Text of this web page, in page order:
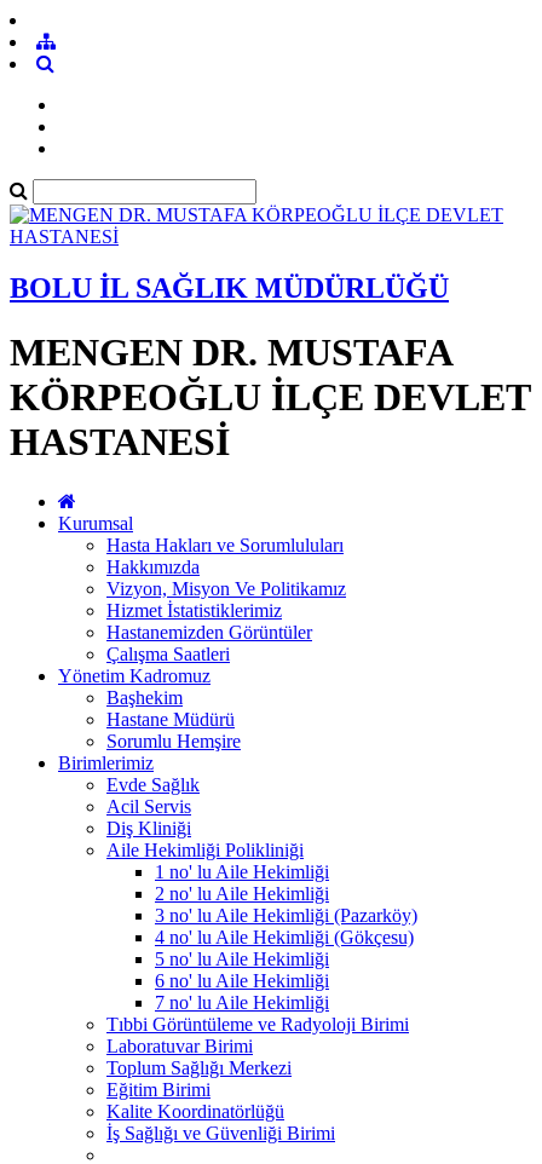
BOLU İL SAĞLIK MÜDÜRLÜĞÜ
MENGEN DR. MUSTAFA
KÖRPEOĞLU İLÇE DEVLET
HASTANESİ
Kurumsal
Hasta Hakları ve Sorumluluları
Hakkımızda
Vizyon, Misyon Ve Politikamız
Hizmet İstatistiklerimiz
Hastanemizden Görüntüler
Çalışma Saatleri
Yönetim Kadromuz
Başhekim
Hastane Müdürü
Sorumlu Hemşire
Birimlerimiz
Evde Sağlık
Acil Servis
Diş Kliniği
Aile Hekimliği Polikliniği
1 no' lu Aile Hekimliği
2 no' lu Aile Hekimliği
3 no' lu Aile Hekimliği (Pazarköy)
4 no' lu Aile Hekimliği (Gökçesu)
5 no' lu Aile Hekimliği
6 no' lu Aile Hekimliği
7 no' lu Aile Hekimliği
Tıbbi Görüntüleme ve Radyoloji Birimi
Laboratuvar Birimi
Toplum Sağlığı Merkezi
Eğitim Birimi
Kalite Koordinatörlüğü
İş Sağlığı ve Güvenliği Birimi